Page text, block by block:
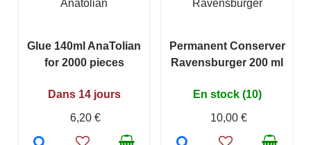
Anatolian
Glue 140ml AnaTolian
for 2000 pieces
Dans 14 jours
6,20 €
Ravensburger
Permanent Conserver
Ravensburger 200 ml
En stock (10)
10,00 €